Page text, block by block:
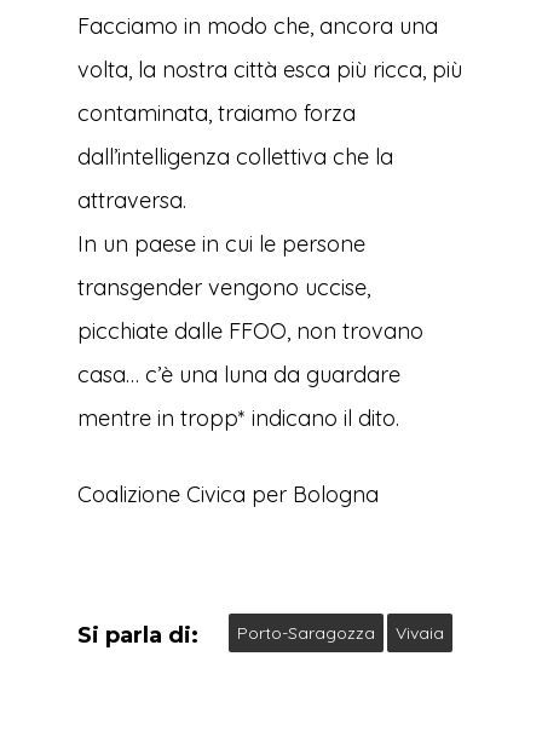
Facciamo in modo che, ancora una
volta, la nostra città esca più ricca, più
contaminata, traiamo forza
dall’intelligenza collettiva che la
attraversa.
In un paese in cui le persone
transgender vengono uccise,
picchiate dalle FFOO, non trovano
casa… c’è una luna da guardare
mentre in tropp* indicano il dito.
Coalizione Civica per Bologna
Si parla di: Porto-Saragozza Vivaia